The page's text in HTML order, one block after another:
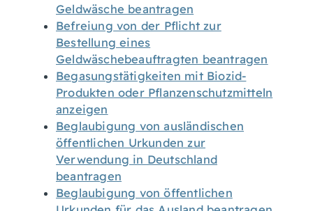
Geldwäsche beantragen
Befreiung von der Pflicht zur
Bestellung eines
Geldwäschebeauftragten beantragen
Begasungstätigkeiten mit Biozid-
Produkten oder Pflanzenschutzmitteln
anzeigen
Beglaubigung von ausländischen
öffentlichen Urkunden zur
Verwendung in Deutschland
beantragen
Beglaubigung von öffentlichen